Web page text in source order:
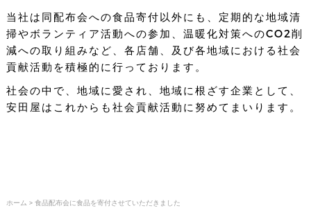
当社は同配布会への食品寄付以外にも、定期的な地域清
掃やボランティア活動への参加、温暖化対策へのCO2削
減への取り組みなど、各店舗、及び各地域における社会
貢献活動を積極的に行っております。
社会の中で、地域に愛され、地域に根ざす企業として、
安田屋はこれからも社会貢献活動に努めてまいります。
ホーム > 食品配布会に食品を寄付させていただきました